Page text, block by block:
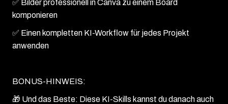
✅ Bilder professionell in Canva zu einem Board
komponieren
✅ Einen kompletten KI-Workflow für jedes Projekt
anwenden
BONUS-HINWEIS:
🎁 Und das Beste: Diese KI-Skills kannst du danach auch